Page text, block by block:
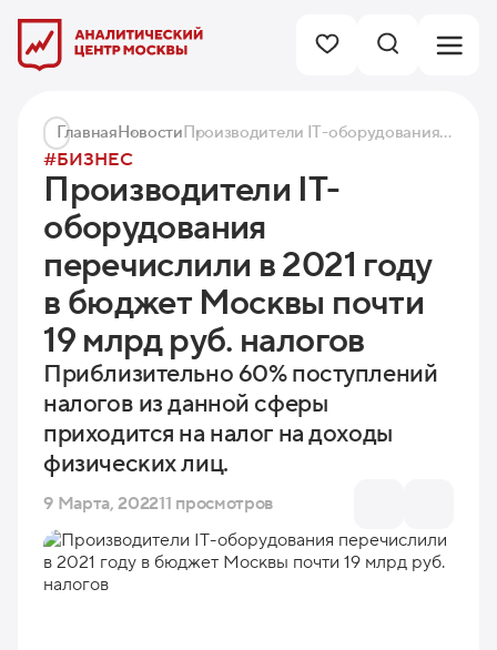
ГлавнаяНовости Производители IT-оборудования перечислили в 2021 году в бюджет Москвы почти 19 млрд руб. налогов
#БИЗНЕС
Производители IT-
оборудования
перечислили в 2021 году
в бюджет Москвы почти
19 млрд руб. налогов
Приблизительно 60% поступлений
налогов из данной сферы
приходится на налог на доходы
физических лиц.
9 Марта, 202211 просмотров